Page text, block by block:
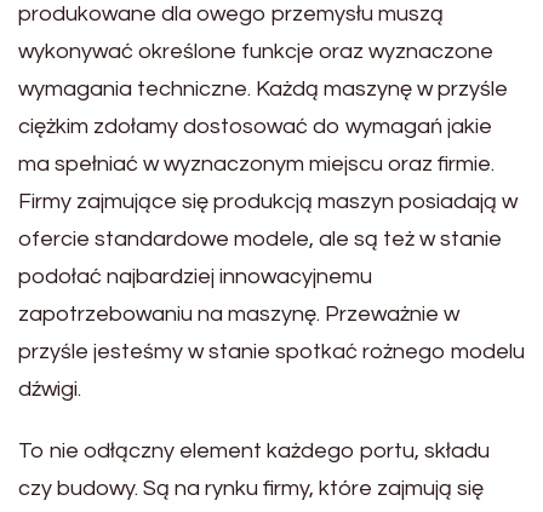
produkowane dla owego przemysłu muszą
wykonywać określone funkcje oraz wyznaczone
wymagania techniczne. Każdą maszynę w przyśle
ciężkim zdołamy dostosować do wymagań jakie
ma spełniać w wyznaczonym miejscu oraz firmie.
Firmy zajmujące się produkcją maszyn posiadają w
ofercie standardowe modele, ale są też w stanie
podołać najbardziej innowacyjnemu
zapotrzebowaniu na maszynę. Przeważnie w
przyśle jesteśmy w stanie spotkać rożnego modelu
dźwigi.
To nie odłączny element każdego portu, składu
czy budowy. Są na rynku firmy, które zajmują się